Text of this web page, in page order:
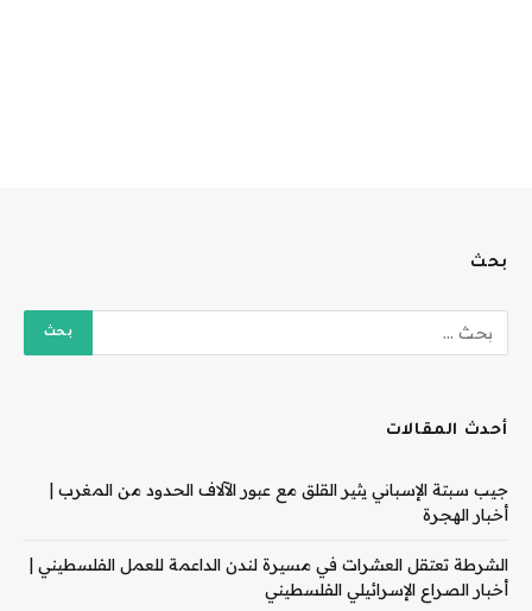
بحث
أحدث المقالات
جيب سبتة الإسباني يثير القلق مع عبور الآلاف الحدود من المغرب |
أخبار الهجرة
الشرطة تعتقل العشرات في مسيرة لندن الداعمة للعمل الفلسطيني |
أخبار الصراع الإسرائيلي الفلسطيني